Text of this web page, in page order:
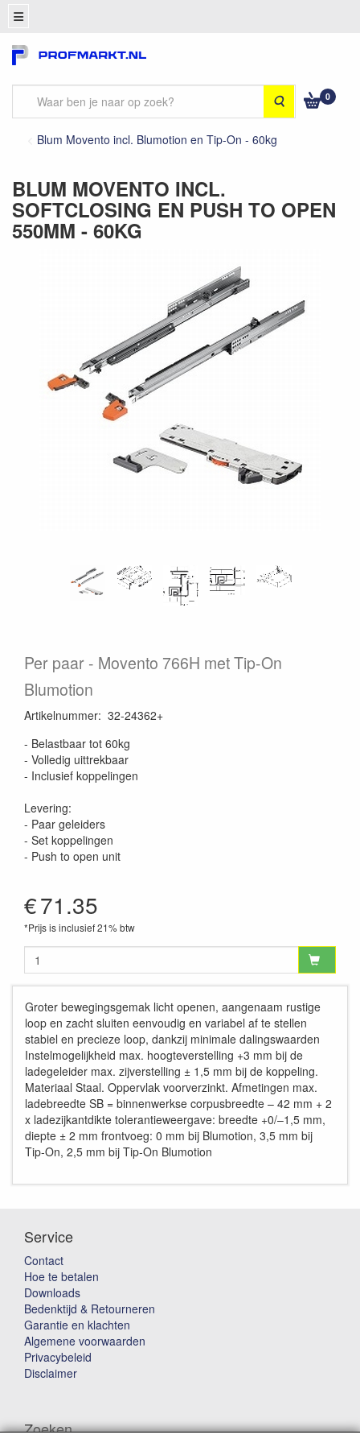
Zoeken 0
Blum Movento incl. Blumotion en Tip-On - 60kg
BLUM MOVENTO INCL.
SOFTCLOSING EN PUSH TO OPEN
550MM - 60KG
Per paar
Movento 766H met Tip-On
Blumotion
Artikelnummer: 32-24362+
- Belastbaar tot 60kg
- Volledig uittrekbaar
- Inclusief koppelingen
Levering:
- Paar geleiders
- Set koppelingen
- Push to open unit
€71.35
*Prijs is inclusief 21% btw
Groter bewegingsgemak licht openen, aangenaam rustige
loop en zacht sluiten eenvoudig en variabel af te stellen
stabiel en precieze loop, dankzij minimale dalingswaarden
Instelmogelijkheid max. hoogteverstelling +3 mm bij de
ladegeleider max. zijverstelling ± 1,5 mm bij de koppeling.
Materiaal Staal. Oppervlak voorverzinkt. Afmetingen max.
ladebreedte SB = binnenwerkse corpusbreedte – 42 mm + 2
x ladezijkantdikte tolerantieweergave: breedte +0/–1,5 mm,
diepte ± 2 mm frontvoeg: 0 mm bij Blumotion, 3,5 mm bij
Tip-On, 2,5 mm bij Tip-On Blumotion
Service
Contact
Hoe te betalen
Downloads
Bedenktijd & Retourneren
Garantie en klachten
Algemene voorwaarden
Privacybeleid
Disclaimer
Zoeken